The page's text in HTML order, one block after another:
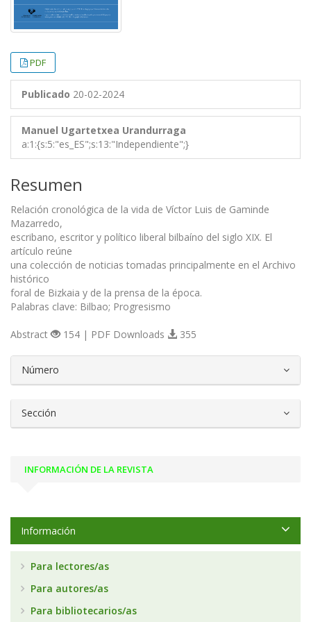
PDF
Publicado 20-02-2024
Manuel Ugartetxea Urandurraga
a:1:{s:5:"es_ES";s:13:"Independiente";}
Resumen
Relación cronológica de la vida de Víctor Luis de Gaminde
Mazarredo,
escribano, escritor y político liberal bilbaíno del siglo XIX. El
artículo reúne
una colección de noticias tomadas principalmente en el Archivo
histórico
foral de Bizkaia y de la prensa de la época.
Palabras clave: Bilbao; Progresismo
Abstract 154 | PDF Downloads 355
Número
Sección
INFORMACIÓN DE LA REVISTA
Información
Para lectores/as
Para autores/as
Para bibliotecarios/as